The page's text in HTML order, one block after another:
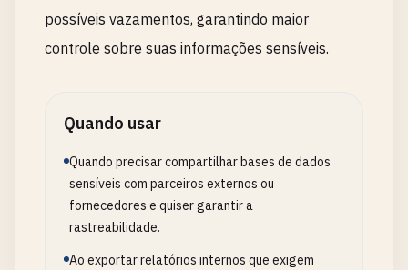
possíveis vazamentos, garantindo maior
controle sobre suas informações sensíveis.
Quando usar
Quando precisar compartilhar bases de dados
sensíveis com parceiros externos ou
fornecedores e quiser garantir a
rastreabilidade.
Ao exportar relatórios internos que exigem